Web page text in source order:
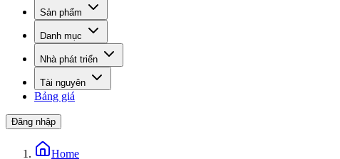
Sản phẩm
Danh mục
Nhà phát triển
Tài nguyên
Bảng giá
Đăng nhập
Home